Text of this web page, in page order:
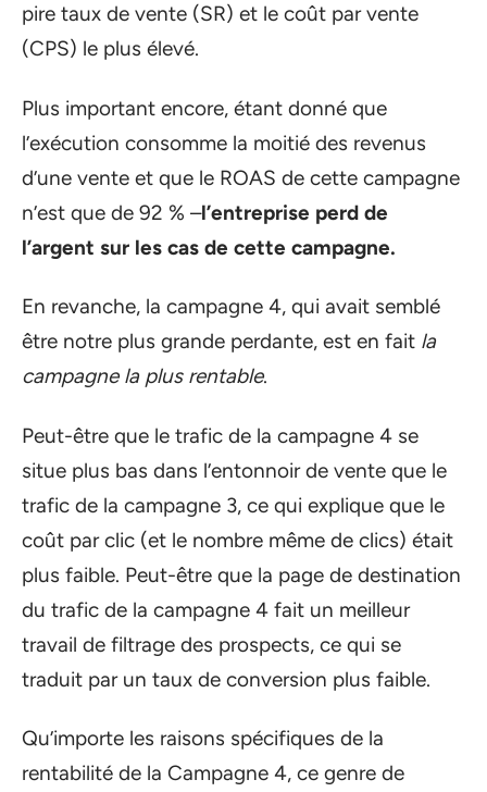
pire taux de vente (SR) et le coût par vente
(CPS) le plus élevé.
Plus important encore, étant donné que
l’exécution consomme la moitié des revenus
d’une vente et que le ROAS de cette campagne
n’est que de 92 % –l’entreprise perd de
l’argent sur les cas de cette campagne.
En revanche, la campagne 4, qui avait semblé
être notre plus grande perdante, est en fait la
campagne la plus rentable.
Peut-être que le trafic de la campagne 4 se
situe plus bas dans l’entonnoir de vente que le
trafic de la campagne 3, ce qui explique que le
coût par clic (et le nombre même de clics) était
plus faible. Peut-être que la page de destination
du trafic de la campagne 4 fait un meilleur
travail de filtrage des prospects, ce qui se
traduit par un taux de conversion plus faible.
Qu’importe les raisons spécifiques de la
rentabilité de la Campagne 4, ce genre de